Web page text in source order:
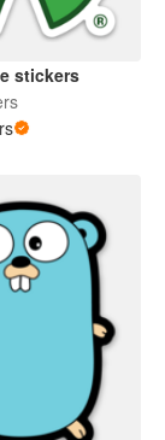
stickers